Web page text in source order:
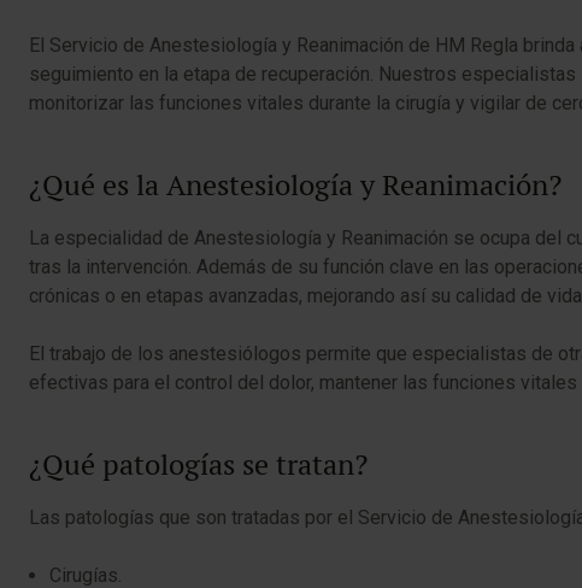
El Servicio de Anestesiología y Reanimación de HM Regla
seguimiento en la etapa de recuperación. Nuestros
monitorizar las funciones vitales durante la cirugía y vigilar de
¿Qué es la Anestesiología y Reanimación?
La especialidad de Anestesiología y Reanimación se ocupa del
tras la intervención. Además de su función clave en las
crónicas o en etapas avanzadas, mejorando así su calidad de
El trabajo de los anestesiólogos permite que especialistas de
efectivas para el control del dolor, mantener las funciones
¿Qué patologías se tratan?
Las patologías que son tratadas por el Servicio de
Cirugías.